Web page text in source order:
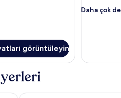
b
i
r
görüntüleyin
Daha çok
Executive
Manzaralı